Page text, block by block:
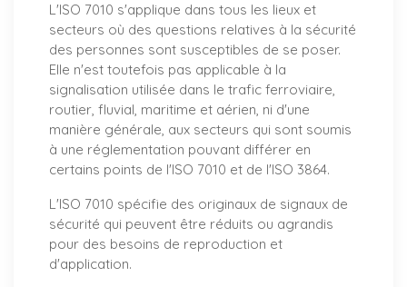
L'ISO 7010 s'applique dans tous les lieux et
secteurs où des questions relatives à la sécurité
des personnes sont susceptibles de se poser.
Elle n'est toutefois pas applicable à la
signalisation utilisée dans le trafic ferroviaire,
routier, fluvial, maritime et aérien, ni d'une
manière générale, aux secteurs qui sont soumis
à une réglementation pouvant différer en
certains points de l'ISO 7010 et de l'ISO 3864.
L'ISO 7010 spécifie des originaux de signaux de
sécurité qui peuvent être réduits ou agrandis
pour des besoins de reproduction et
d'application.